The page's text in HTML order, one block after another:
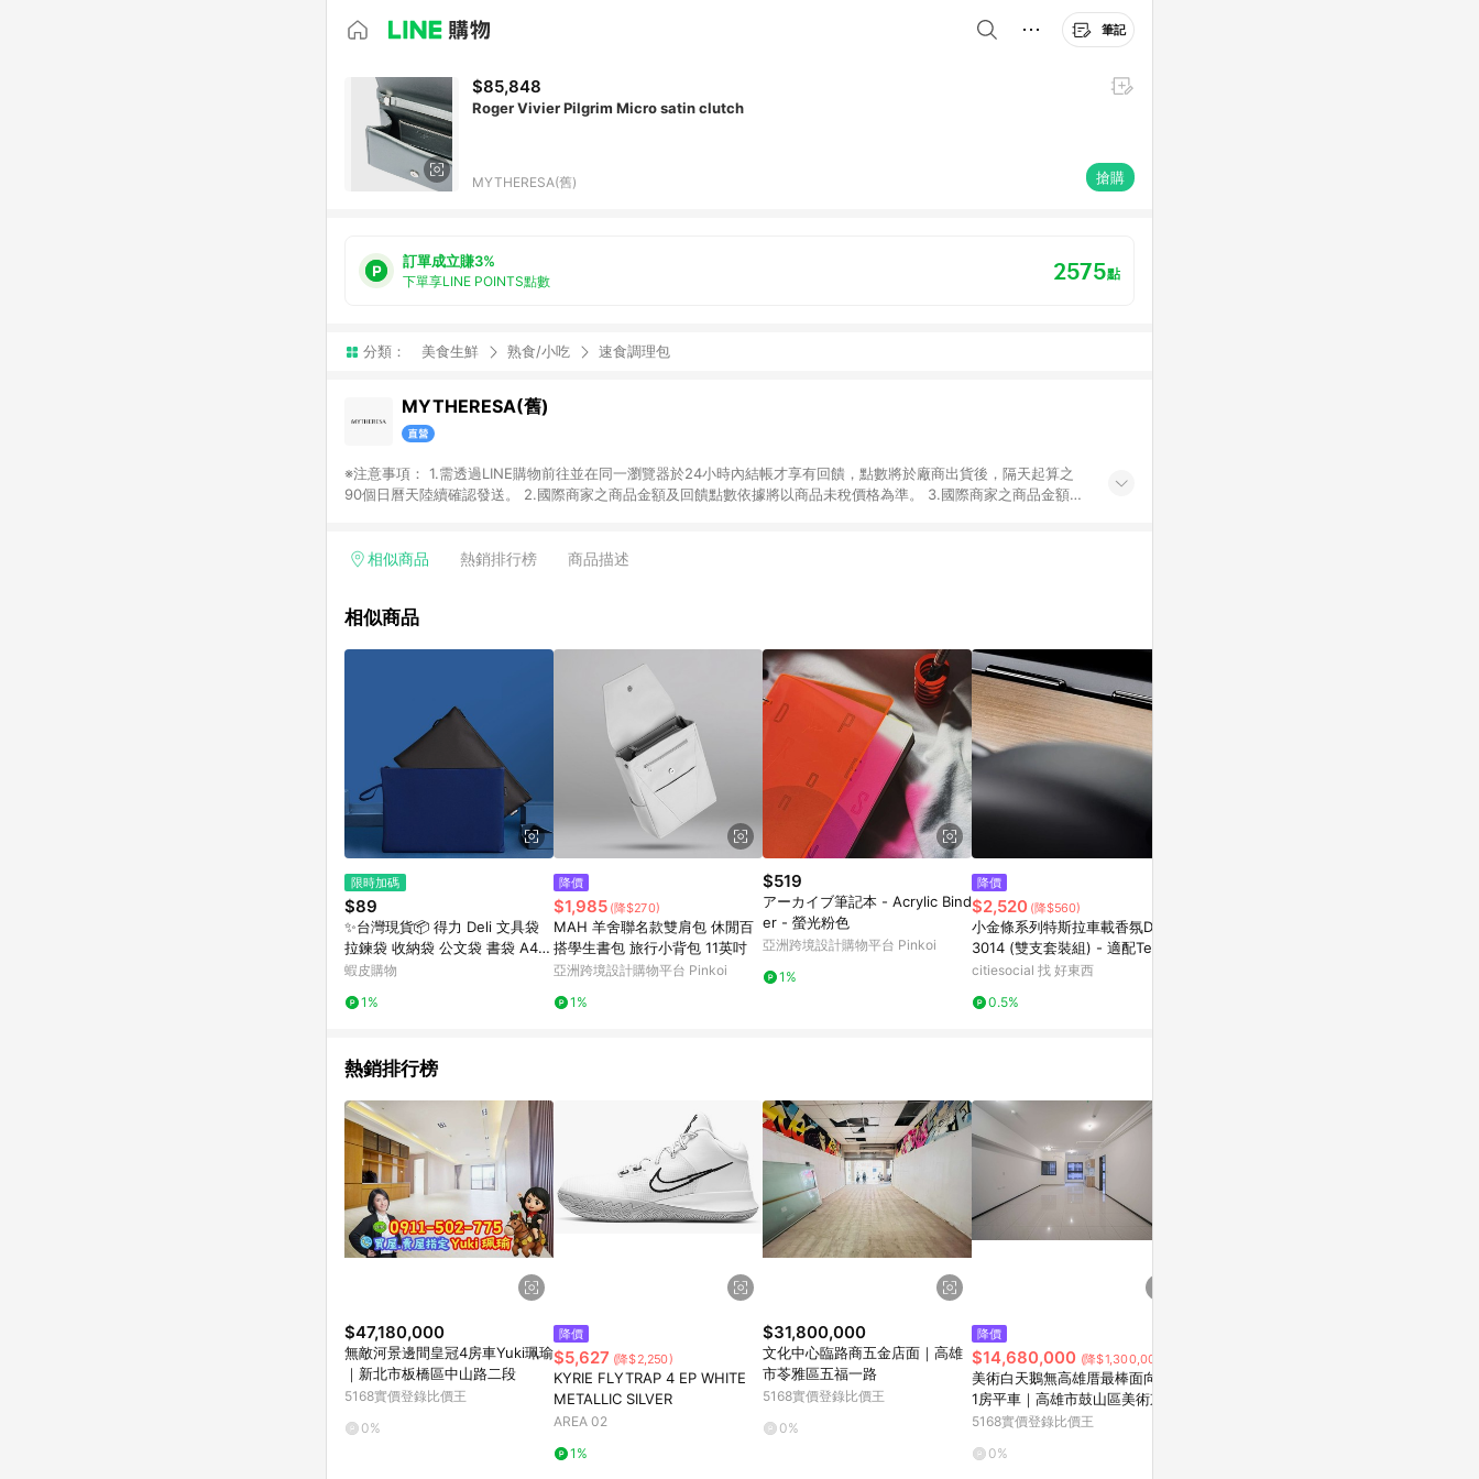
筆記
$85,848
Roger Vivier Pilgrim Micro satin clutch
MYTHERESA(舊) 搶購
訂單成立賺3%
下單享LINE POINTS點數 2575點
分類： 美食生鮮 熟食/小吃 速食調理包
MYTHERESA(舊)
※注意事項： 1.需透過LINE購物前往並在同一瀏覽器於24小時內結帳才享有回饋，點數將於廠商出貨後，隔天起算之
90個日曆天陸續確認發送。 2.國際商家之商品金額及回饋點數依據將以商品未稅價格為準。 3.國際商家之商品金額可
知： 1. 請提交您的換貨要求並聯繫我們的客戶服務團隊以預留您的交換商品。 2.預留完成後，將為您的換貨訂單創建
需要進行手動處理。
相似商品 熱銷排行榜 商品描述
相似商品
限時加碼
$89
✨台灣現貨📦 得力 Deli 文具袋
拉鍊袋 收納袋 公文袋 書袋 A4收
納袋 #丹丹悅生活
蝦皮購物
1%
降價
$1,985 (降$270)
MAH 羊舍聯名款雙肩包 休閒百
搭學生書包 旅行小背包 11英吋
亞洲跨境設計購物平台 Pinkoi
1%
$519
アーカイブ筆記本 - Acrylic Bind
er - 螢光粉色
亞洲跨境設計購物平台 Pinkoi
1%
降價
$2,520 (降$560)
小金條系列特斯拉車載香氛DLCX
3014 (雙支套裝組) - 適配Tesla
Model 3 或 Model Y 黑色雙支
citiesocial 找 好東西
0.5%
熱銷排行榜
$47,180,000
無敵河景邊間皇冠4房車Yuki珮瑜
｜新北市板橋區中山路二段
5168實價登錄比價王
0%
降價
$5,627 (降$2,250)
KYRIE FLYTRAP 4 EP WHITE
METALLIC SILVER
AREA 02
1%
$31,800,000
文化中心臨路商五金店面｜高雄
市苓雅區五福一路
5168實價登錄比價王
0%
降價
$14,680,000 (降$1,300,000)
美術白天鵝無高雄厝最棒面向2+
1房平車｜高雄市鼓山區美術東四
路
5168實價登錄比價王
0%